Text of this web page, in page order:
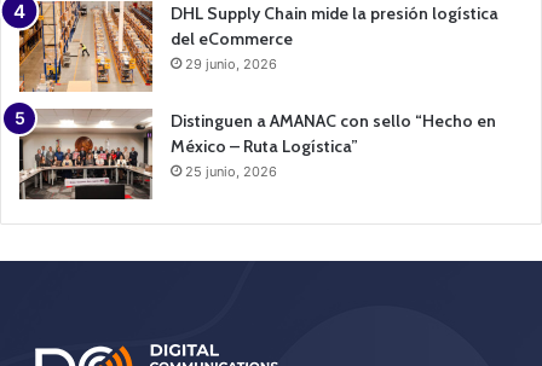
DHL Supply Chain mide la presión logística
del eCommerce
29 junio, 2026
Distinguen a AMANAC con sello “Hecho en
México – Ruta Logística”
25 junio, 2026